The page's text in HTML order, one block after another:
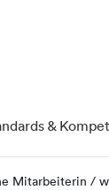
&
Mitarbeiterin /